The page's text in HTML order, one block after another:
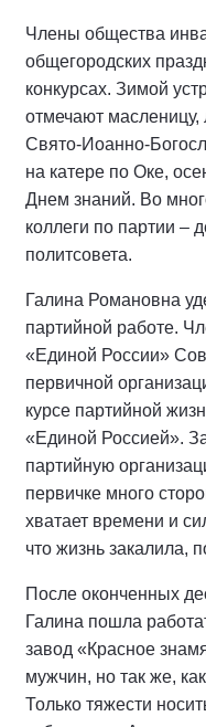
Члены общества
общегородских
конкурсах. Зимой
отмечают масленицу,
Свято-Иоанно-
на катере по Оке,
Днем знаний. Во
коллеги по партии –
политсовета.
Галина Романовна
партийной работе.
«Единой России»
первичной
курсе партийной
«Единой Россией».
партийную
первичке много
хватает времени и
что жизнь закалила,
После оконченных
Галина пошла
завод «Красное
мужчин, но так же,
Только тяжести